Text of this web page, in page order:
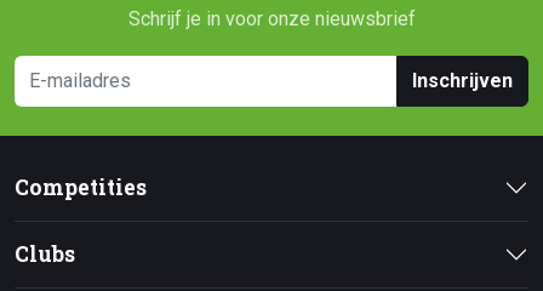
Schrijf je in voor onze nieuwsbrief
Inschrijven
Competities
Clubs